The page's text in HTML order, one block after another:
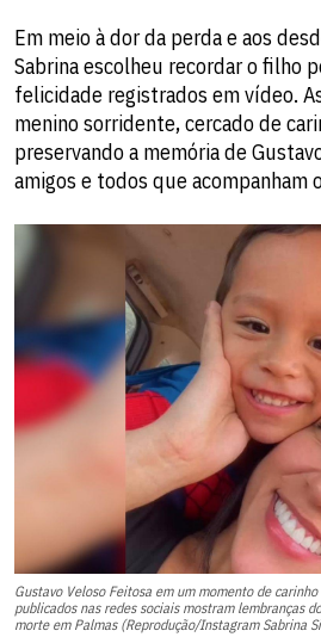
Em meio à dor da perda e aos
Sabrina escolheu recordar o filho
felicidade registrados em vídeo.
menino sorridente, cercado de
preservando a memória de
amigos e todos que acompanham
Gustavo Veloso Feitosa em um momento de
publicados nas redes sociais mostram lembranças
morte em Palmas (Reprodução/Instagram Sabrina